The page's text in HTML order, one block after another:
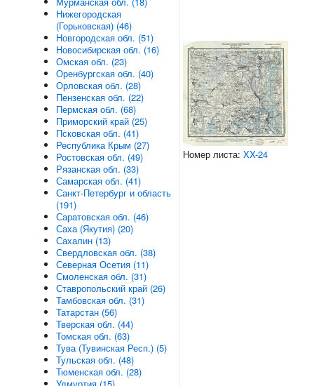
Номер листа:XX-24
Нижегородская
(Горьковская) (46)
Новгородская обл. (51)
Новосибирская обл. (16)
Омская обл. (23)
Оренбургская обл. (40)
Орловская обл. (28)
Пензенская обл. (22)
Пермская обл. (68)
Приморский край (25)
Псковская обл. (41)
Республика Крым (27)
Ростовская обл. (49)
Рязанская обл. (33)
Самарская обл. (41)
Санкт-Петербург и область
(191)
Саратовская обл. (46)
Саха (Якутия) (20)
Сахалин (13)
Свердловская обл. (38)
Северная Осетия (11)
Смоленская обл. (31)
Ставропольский край (26)
Тамбовская обл. (31)
Татарстан (56)
Тверская обл. (44)
Томская обл. (63)
Тува (Тувинская Респ.) (5)
Тульская обл. (48)
Тюменская обл. (28)